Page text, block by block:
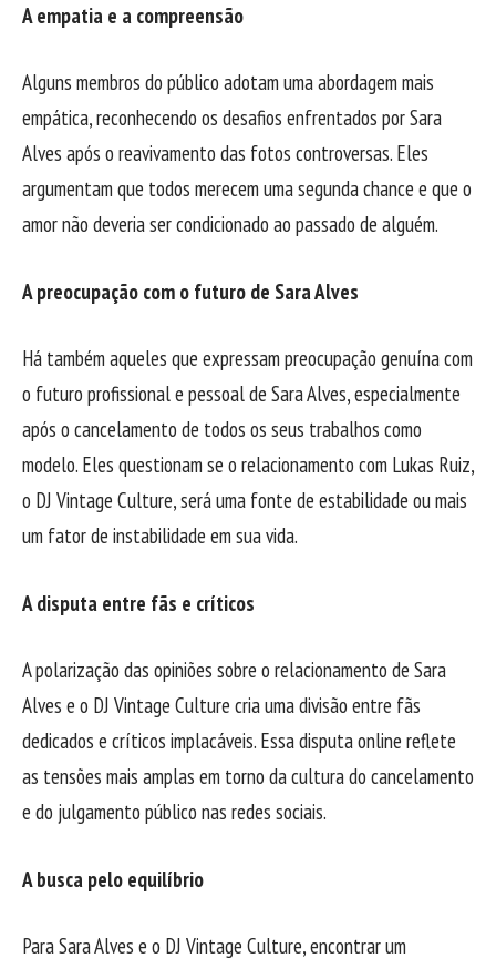
A empatia e a compreensão
Alguns membros do público adotam uma abordagem mais
empática, reconhecendo os desafios enfrentados por Sara
Alves após o reavivamento das fotos controversas. Eles
argumentam que todos merecem uma segunda chance e que o
amor não deveria ser condicionado ao passado de alguém.
A preocupação com o futuro de Sara Alves
Há também aqueles que expressam preocupação genuína com
o futuro profissional e pessoal de Sara Alves, especialmente
após o cancelamento de todos os seus trabalhos como
modelo. Eles questionam se o relacionamento com Lukas Ruiz,
o DJ Vintage Culture, será uma fonte de estabilidade ou mais
um fator de instabilidade em sua vida.
A disputa entre fãs e críticos
A polarização das opiniões sobre o relacionamento de Sara
Alves e o DJ Vintage Culture cria uma divisão entre fãs
dedicados e críticos implacáveis. Essa disputa online reflete
as tensões mais amplas em torno da cultura do cancelamento
e do julgamento público nas redes sociais.
A busca pelo equilíbrio
Para Sara Alves e o DJ Vintage Culture, encontrar um